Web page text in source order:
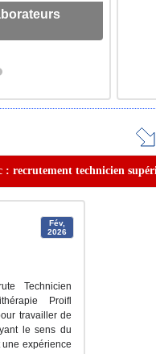
: recrutement technicien
Fév,
2026
Technicien
Proifl
travailler de
le sens du
expérience